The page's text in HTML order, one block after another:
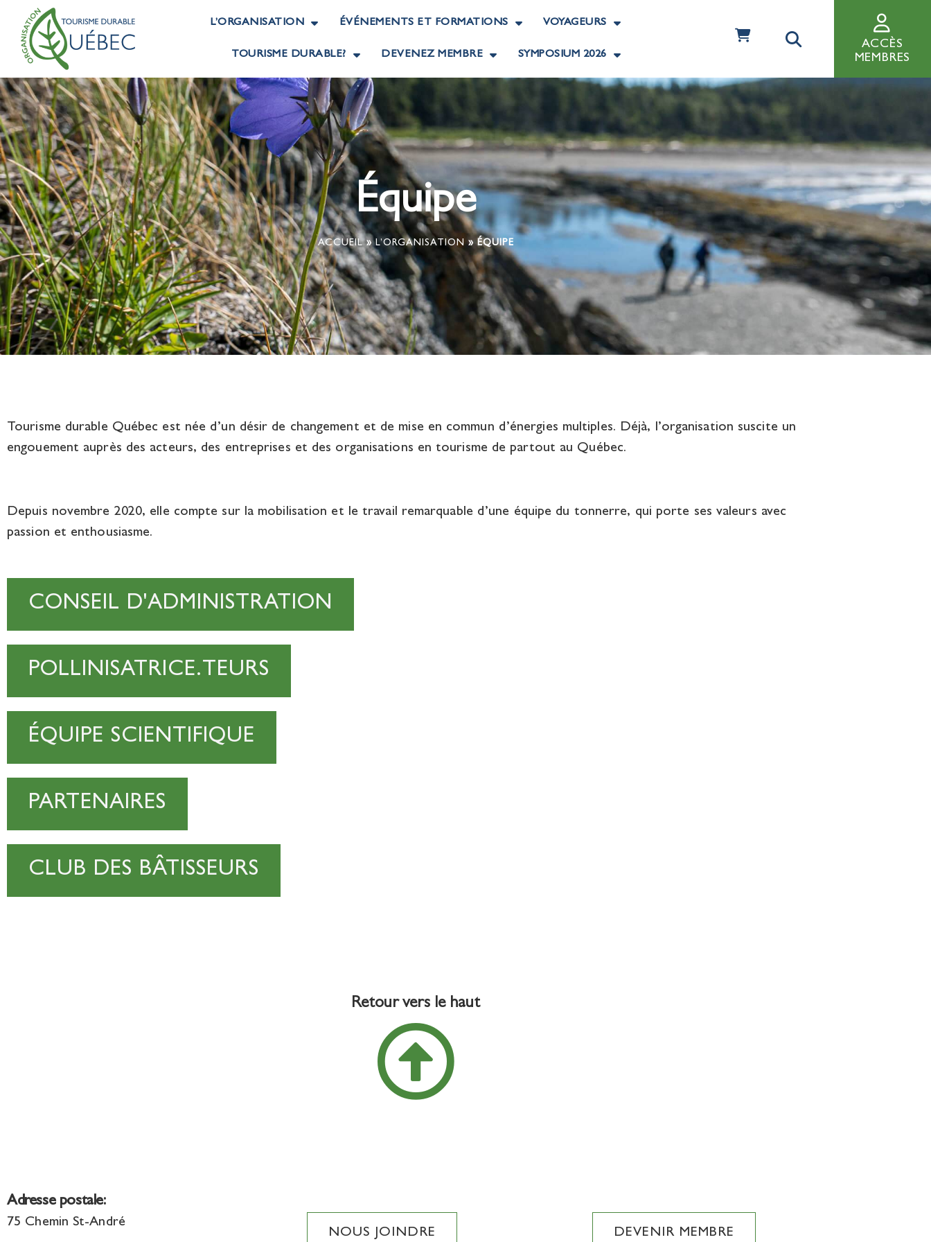
L’ORGANISATION ÉVÉNEMENTS ET FORMATIONS VOYAGEURS
TOURISME DURABLE? DEVENEZ MEMBRE SYMPOSIUM 2026
ACCÈS
MEMBRES
Équipe
ACCUEIL»L’ORGANISATION»ÉQUIPE
Tourisme durable Québec est née d’un désir de changement et de mise en commun d’énergies multiples. Déjà, l’organisation suscite un
engouement auprès des acteurs, des entreprises et des organisations en tourisme de partout au Québec.
Depuis novembre 2020, elle compte sur la mobilisation et le travail remarquable d’une équipe du tonnerre, qui porte ses valeurs avec
passion et enthousiasme.
CONSEIL D'ADMINISTRATION
POLLINISATRICE.TEURS
ÉQUIPE SCIENTIFIQUE
PARTENAIRES
CLUB DES BÂTISSEURS
Retour vers le haut
Adresse postale:
75 Chemin St-André
NOUS JOINDRE DEVENIR MEMBRE